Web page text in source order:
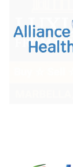
Imaginary Beyond
Expozitie de arta
Expozitie de arta
Spatiu: neoBhoema
Societatea Culturala